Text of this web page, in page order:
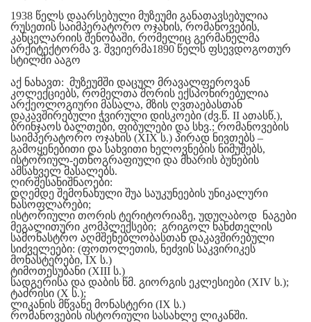
1938 წელს დაარსებული მუზეუმი განათავსებულია
რუსეთის საიმპერატორო ოჯახის, რომანოვების,
კანცელარიის შენობაში, რომელიც გერმანელმა
არქიტექტორმა ვ. შვეიერმა1890 წელს ფსევდოგოთურ
სტილში ააგო
აქ ნახავთ: მუზეუმში დაცულ მრავალფეროვან
კოლექციებს, რომელთა შორის ექსპონირებულია
არქეოლოგიური მასალა, მზის ღვთაებასთან
დაკავშირებული ჭვირული დისკოები (ძვ.წ. II ათასწ.),
ბრინჯაოს ბალთები, ფიბულები და სხვ.; რომანოვების
საიმპერატორო ოჯახის (XIX ს.) პირად ნივთებს –
გამოყენებითი და სახვითი ხელოვნების ნიმუშებს,
ისტორიულ-ეთნოგრაფიული და მხარის ბუნების
ამსახველ მასალებს.
ღირშესანიშნაოები:
დღემდე შემონახული შუა საუკუნეების უნიკალური
ნასოფლარები;
ისტორიული თორის ტერიტორიაზე, უდუღაბოდ ნაგები
მეგალითური კომპლექსები; გრიგოლ ხანძთელის
სამონასტრო აღმშენებლობასთან დაკავშირებული
სიძველეები: (ფოთოლეთის, ნეძვის საკვირიკეს
მონასტერები, IX ს.)
ტიმოთესუბანი (XIII ს.)
სადგერისა და დაბის წმ. გიორგის ეკლესიები (XIV ს.);
ტაძრისი (X ს.);
ლიკანის მწვანე მონასტერი (IX ს.)
რომანოვების ისტორიული სასახლე ლიკანში.